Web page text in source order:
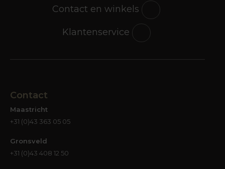
Contact en winkels
Klantenservice
Contact
Maastricht
+31 (0)43 363 05 05
Gronsveld
+31 (0)43 408 12 50